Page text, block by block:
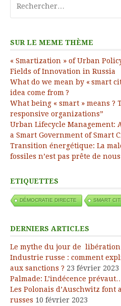
SUR LE MEME THÈME
« Smartization » of Urban
Fields of Innovation in Russia
What do we mean by « smart
idea come from ?
What being « smart » means ?
responsive organizations”
Urban Lifecycle Management:
a Smart Government of Smart
Transition énergétique: La
fossiles n’est pas prête de
ETIQUETTES
DÉMOCRATIE DIRECTE SMART
DERNIERS ARTICLES
Le mythe du jour de libération
Industrie russe : comment
aux sanctions ? 23 février 2023
Palmade: L’indécence
Les Polonais d’Auschwitz
russes 10 février 2023